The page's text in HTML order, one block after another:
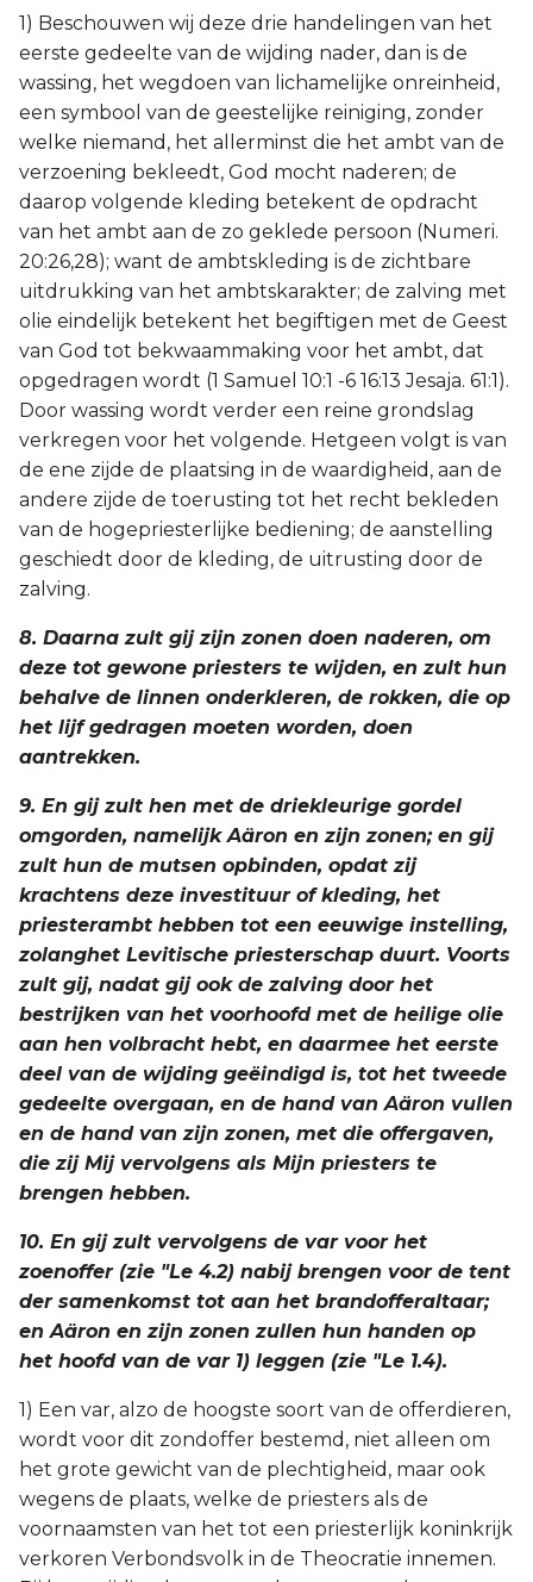
1) Beschouwen wij deze drie handelingen van het
eerste gedeelte van de wijding nader, dan is de
wassing, het wegdoen van lichamelijke onreinheid,
een symbool van de geestelijke reiniging, zonder
welke niemand, het allerminst die het ambt van de
verzoening bekleedt, God mocht naderen; de
daarop volgende kleding betekent de opdracht
van het ambt aan de zo geklede persoon (Numeri.
20:26,28); want de ambtskleding is de zichtbare
uitdrukking van het ambtskarakter; de zalving met
olie eindelijk betekent het begiftigen met de Geest
van God tot bekwaammaking voor het ambt, dat
opgedragen wordt (1 Samuel 10:1 -6 16:13 Jesaja. 61:1).
Door wassing wordt verder een reine grondslag
verkregen voor het volgende. Hetgeen volgt is van
de ene zijde de plaatsing in de waardigheid, aan de
andere zijde de toerusting tot het recht bekleden
van de hogepriesterlijke bediening; de aanstelling
geschiedt door de kleding, de uitrusting door de
zalving.
8. Daarna zult gij zijn zonen doen naderen, om
deze tot gewone priesters te wijden, en zult hun
behalve de linnen onderkleren, de rokken, die op
het lijf gedragen moeten worden, doen
aantrekken.
9. En gij zult hen met de driekleurige gordel
omgorden, namelijk Aäron en zijn zonen; en gij
zult hun de mutsen opbinden, opdat zij
krachtens deze investituur of kleding, het
priesterambt hebben tot een eeuwige instelling,
zolanghet Levitische priesterschap duurt. Voorts
zult gij, nadat gij ook de zalving door het
bestrijken van het voorhoofd met de heilige olie
aan hen volbracht hebt, en daarmee het eerste
deel van de wijding geëindigd is, tot het tweede
gedeelte overgaan, en de hand van Aäron vullen
en de hand van zijn zonen, met die offergaven,
die zij Mij vervolgens als Mijn priesters te
brengen hebben.
10. En gij zult vervolgens de var voor het
zoenoffer (zie "Le 4.2) nabij brengen voor de tent
der samenkomst tot aan het brandofferaltaar;
en Aäron en zijn zonen zullen hun handen op
het hoofd van de var 1) leggen (zie "Le 1.4).
1) Een var, alzo de hoogste soort van de offerdieren,
wordt voor dit zondoffer bestemd, niet alleen om
het grote gewicht van de plechtigheid, maar ook
wegens de plaats, welke de priesters als de
voornaamsten van het tot een priesterlijk koninkrijk
verkoren Verbondsvolk in de Theocratie innemen.